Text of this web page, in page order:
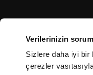
Verilerinizin
Sizlere daha iyi bir
çerezler